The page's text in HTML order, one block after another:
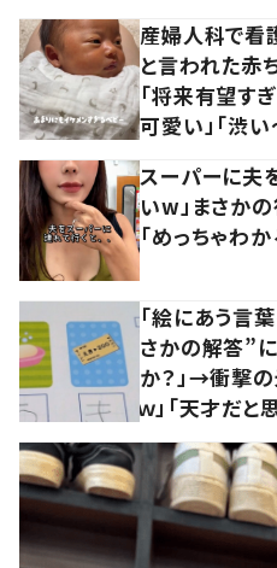
産婦人科で看
と言われた赤
「将来有望す
可愛い」「渋い
スーパーに夫
いw」まさかの
「めっちゃわ
「絵にあう言
さかの解答”
か？」→衝撃
ｗ」「天才だと